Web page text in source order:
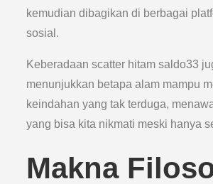
kemudian dibagikan di berbagai
sosial.
Keberadaan scatter hitam saldo33
menunjukkan betapa alam mampu
keindahan yang tak terduga,
yang bisa kita nikmati meski hanya
Makna